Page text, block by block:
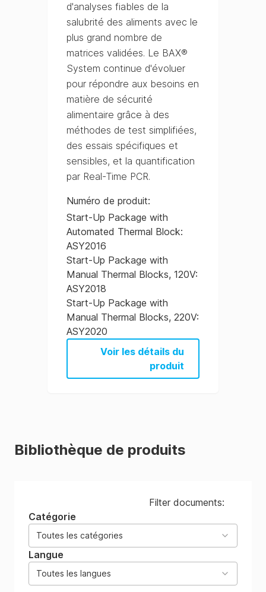
d'analyses fiables de la
salubrité des aliments avec le
plus grand nombre de
matrices validées. Le BAX®
System continue d'évoluer
pour répondre aux besoins en
matière de sécurité
alimentaire grâce à des
méthodes de test simplifiées,
des essais spécifiques et
sensibles, et la quantification
par Real-Time PCR.
Numéro de produit:
Start-Up Package with
Automated Thermal Block:
ASY2016
Start-Up Package with
Manual Thermal Blocks, 120V:
ASY2018
Start-Up Package with
Manual Thermal Blocks, 220V:
ASY2020
Voir les détails du
produit
Bibliothèque de produits
Filter documents:
Catégorie
Toutes les catégories
Langue
Toutes les langues